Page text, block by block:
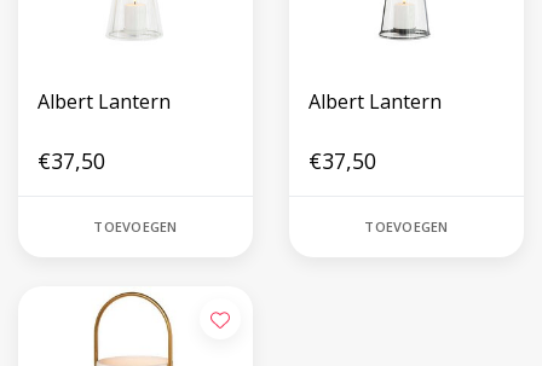
Albert Lantern
€37,50
TOEVOEGEN
Albert Lantern
€37,50
TOEVOEGEN